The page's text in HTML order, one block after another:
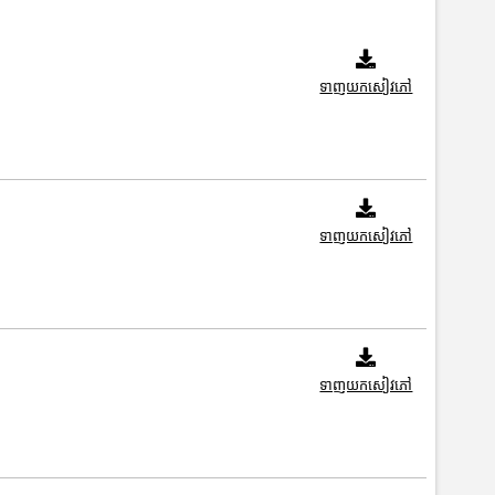
ទាញយកសៀវភៅ
ទាញយកសៀវភៅ
ទាញយកសៀវភៅ